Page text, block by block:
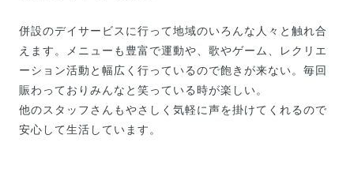
併設のデイサービスに行って地域のいろんな人々と触れ合
えます。メニューも豊富で運動や、歌やゲーム、レクリエ
ーション活動と幅広く行っているので飽きが来ない。毎回
賑わっておりみんなと笑っている時が楽しい。
他のスタッフさんもやさしく気軽に声を掛けてくれるので
安心して生活しています。